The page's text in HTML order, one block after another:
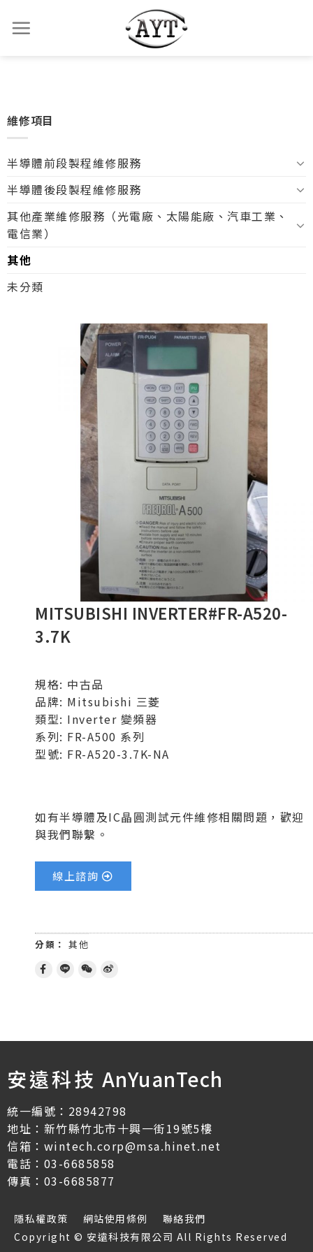
維修項目
半導體前段製程維修服務
半導體後段製程維修服務
其他產業維修服務（光電廠、太陽能廠、汽車工業、
電信業）
其他
未分類
MITSUBISHI INVERTER#FR-A520-
3.7K
規格: 中古品
品牌: Mitsubishi 三菱
類型: Inverter 變頻器
系列: FR-A500 系列
型號: FR-A520-3.7K-NA
如有半導體及IC晶圓測試元件維修相關問題，歡迎
與我們聯繫。
線上諮詢
分類： 其他
安遠科技 AnYuanTech
統一編號：28942798
地址：新竹縣竹北市十興一街19號5樓
信箱：wintech.corp@msa.hinet.net
電話：03-6685858
傳真：03-6685877
隱私權政策 網站使用條例
聯絡我們
Copyright © 安遠科技有限公司 All Rights Reserved